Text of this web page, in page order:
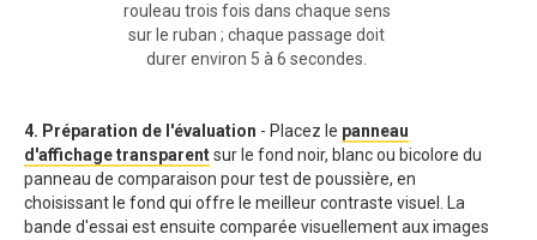
rouleau trois fois dans chaque sens
sur le ruban ; chaque passage doit
durer environ 5 à 6 secondes.
4. Préparation de l'évaluation - Placez le panneau
d'affichage transparentsur le fond noir, blanc ou bicolore du
panneau de comparaison pour test de poussière, en
choisissant le fond qui offre le meilleur contraste visuel. La
bande d'essai est ensuite comparée visuellement aux images